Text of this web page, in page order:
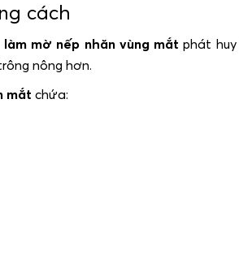
cách
làm mờ nếp nhăn vùng mắt phát huy
nông hơn.
mắt chứa: